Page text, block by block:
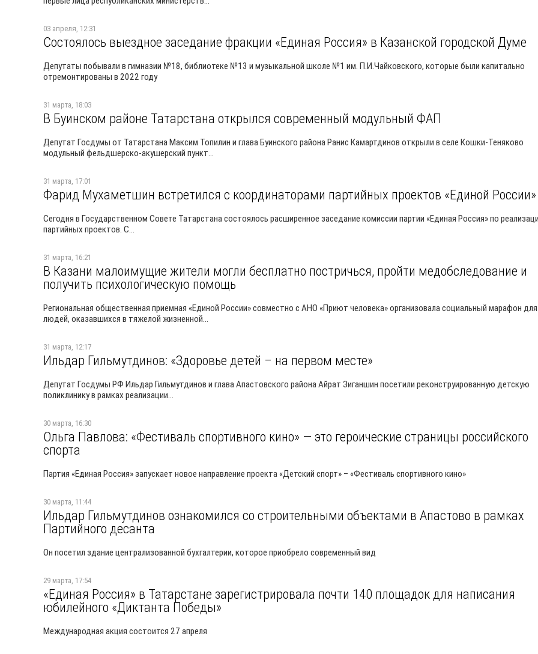
03 апреля, 12:31
Состоялось выездное заседание фракции «Единая Россия» в Казанской городской Думе
Депутаты побывали в гимназии №18, библиотеке №13 и музыкальной школе №1 им. П.И.Чайковского, которые были капитально
отремонтированы в 2022 году
31 марта, 18:03
В Буинском районе Татарстана открылся современный модульный ФАП
Депутат Госдумы от Татарстана Максим Топилин и глава Буинского района Ранис Камартдинов открыли в селе Кошки-Теняково
модульный фельдшерско-акушерский пункт...
31 марта, 17:01
Фарид Мухаметшин встретился с координаторами партийных проектов «Единой России»
Сегодня в Государственном Совете Татарстана состоялось расширенное заседание комиссии партии «Единая Россия» по
партийных проектов. С...
31 марта, 16:21
В Казани малоимущие жители могли бесплатно постричься, пройти медобследование и
получить психологическую помощь
Региональная общественная приемная «Единой России» совместно с АНО «Приют человека» организовала социальный марафон для
людей, оказавшихся в тяжелой жизненной...
31 марта, 12:17
Ильдар Гильмутдинов: «Здоровье детей – на первом месте»
Депутат Госдумы РФ Ильдар Гильмутдинов и глава Апастовского района Айрат Зиганшин посетили реконструированную детскую
поликлинику в рамках реализации...
30 марта, 16:30
Ольга Павлова: «Фестиваль спортивного кино» — это героические страницы российского
спорта
Партия «Единая Россия» запускает новое направление проекта «Детский спорт» – «Фестиваль спортивного кино»
30 марта, 11:44
Ильдар Гильмутдинов ознакомился со строительными объектами в Апастово в рамках
Партийного десанта
Он посетил здание централизованной бухгалтерии, которое приобрело современный вид
29 марта, 17:54
«Единая Россия» в Татарстане зарегистрировала почти 140 площадок для написания
юбилейного «Диктанта Победы»
Международная акция состоится 27 апреля